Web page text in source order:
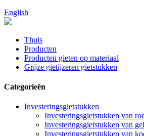
English
Thuis
Producten
Producten gieten op materiaal
Grijze gietijzeren gietstukken
Categorieën
Investeringsgietstukken
Investeringsgietstukken van
Investeringsgietstukken van
Investeringsgietstukken van